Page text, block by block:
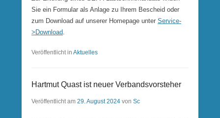
Sie ein Formular als Anlage zu Ihrem Bescheid oder
zum Download auf unserer Homepage unter Service-
>Download.
Veröffentlicht in Aktuelles
Hartmut Quast ist neuer Verbandsvorsteher
Veröffentlicht am 29. August 2024 von Sc